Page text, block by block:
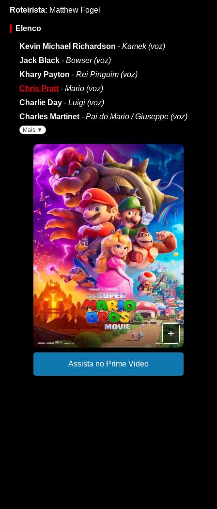
Roteirista: Matthew Fogel
Elenco
Kevin Michael Richardson - Kamek (voz)
Jack Black - Bowser (voz)
Khary Payton - Rei Pinguim (voz)
Chris Pratt - Mario (voz)
Charlie Day - Luigi (voz)
Charles Martinet - Pai do Mario / Giuseppe (voz)
Mais ▼
+
Assista no Prime Video